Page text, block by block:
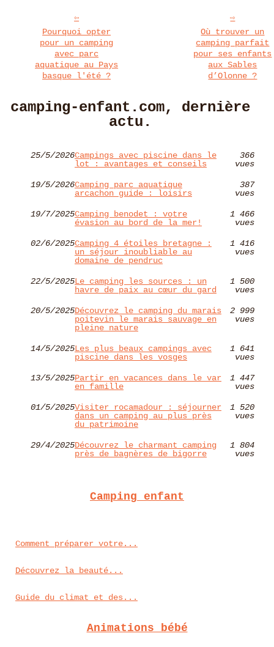
Pourquoi opter
pour un camping
avec parc
aquatique au Pays
basque l'été ?
Où trouver un
camping parfait
pour ses enfants
aux Sables
d’Olonne ?
camping-enfant.com, dernière
actu.
25/5/2026Campings avec piscine dans le
lot : avantages et conseils
366
vues
19/5/2026Camping parc aquatique
arcachon guide : loisirs
387
vues
19/7/2025Camping benodet : votre
évasion au bord de la mer!
1 466
vues
02/6/2025Camping 4 étoiles bretagne :
un séjour inoubliable au
domaine de pendruc
1 416
vues
22/5/2025Le camping les sources : un
havre de paix au cœur du gard
1 500
vues
20/5/2025Découvrez le camping du marais
poitevin le marais sauvage en
pleine nature
2 999
vues
14/5/2025Les plus beaux campings avec
piscine dans les vosges
1 641
vues
13/5/2025Partir en vacances dans le var
en famille
1 447
vues
01/5/2025Visiter rocamadour : séjourner
dans un camping au plus près
du patrimoine
1 520
vues
29/4/2025Découvrez le charmant camping
près de bagnères de bigorre
1 804
vues
Camping enfant
Comment préparer votre...
Découvrez la beauté...
Guide du climat et des...
Animations bébé